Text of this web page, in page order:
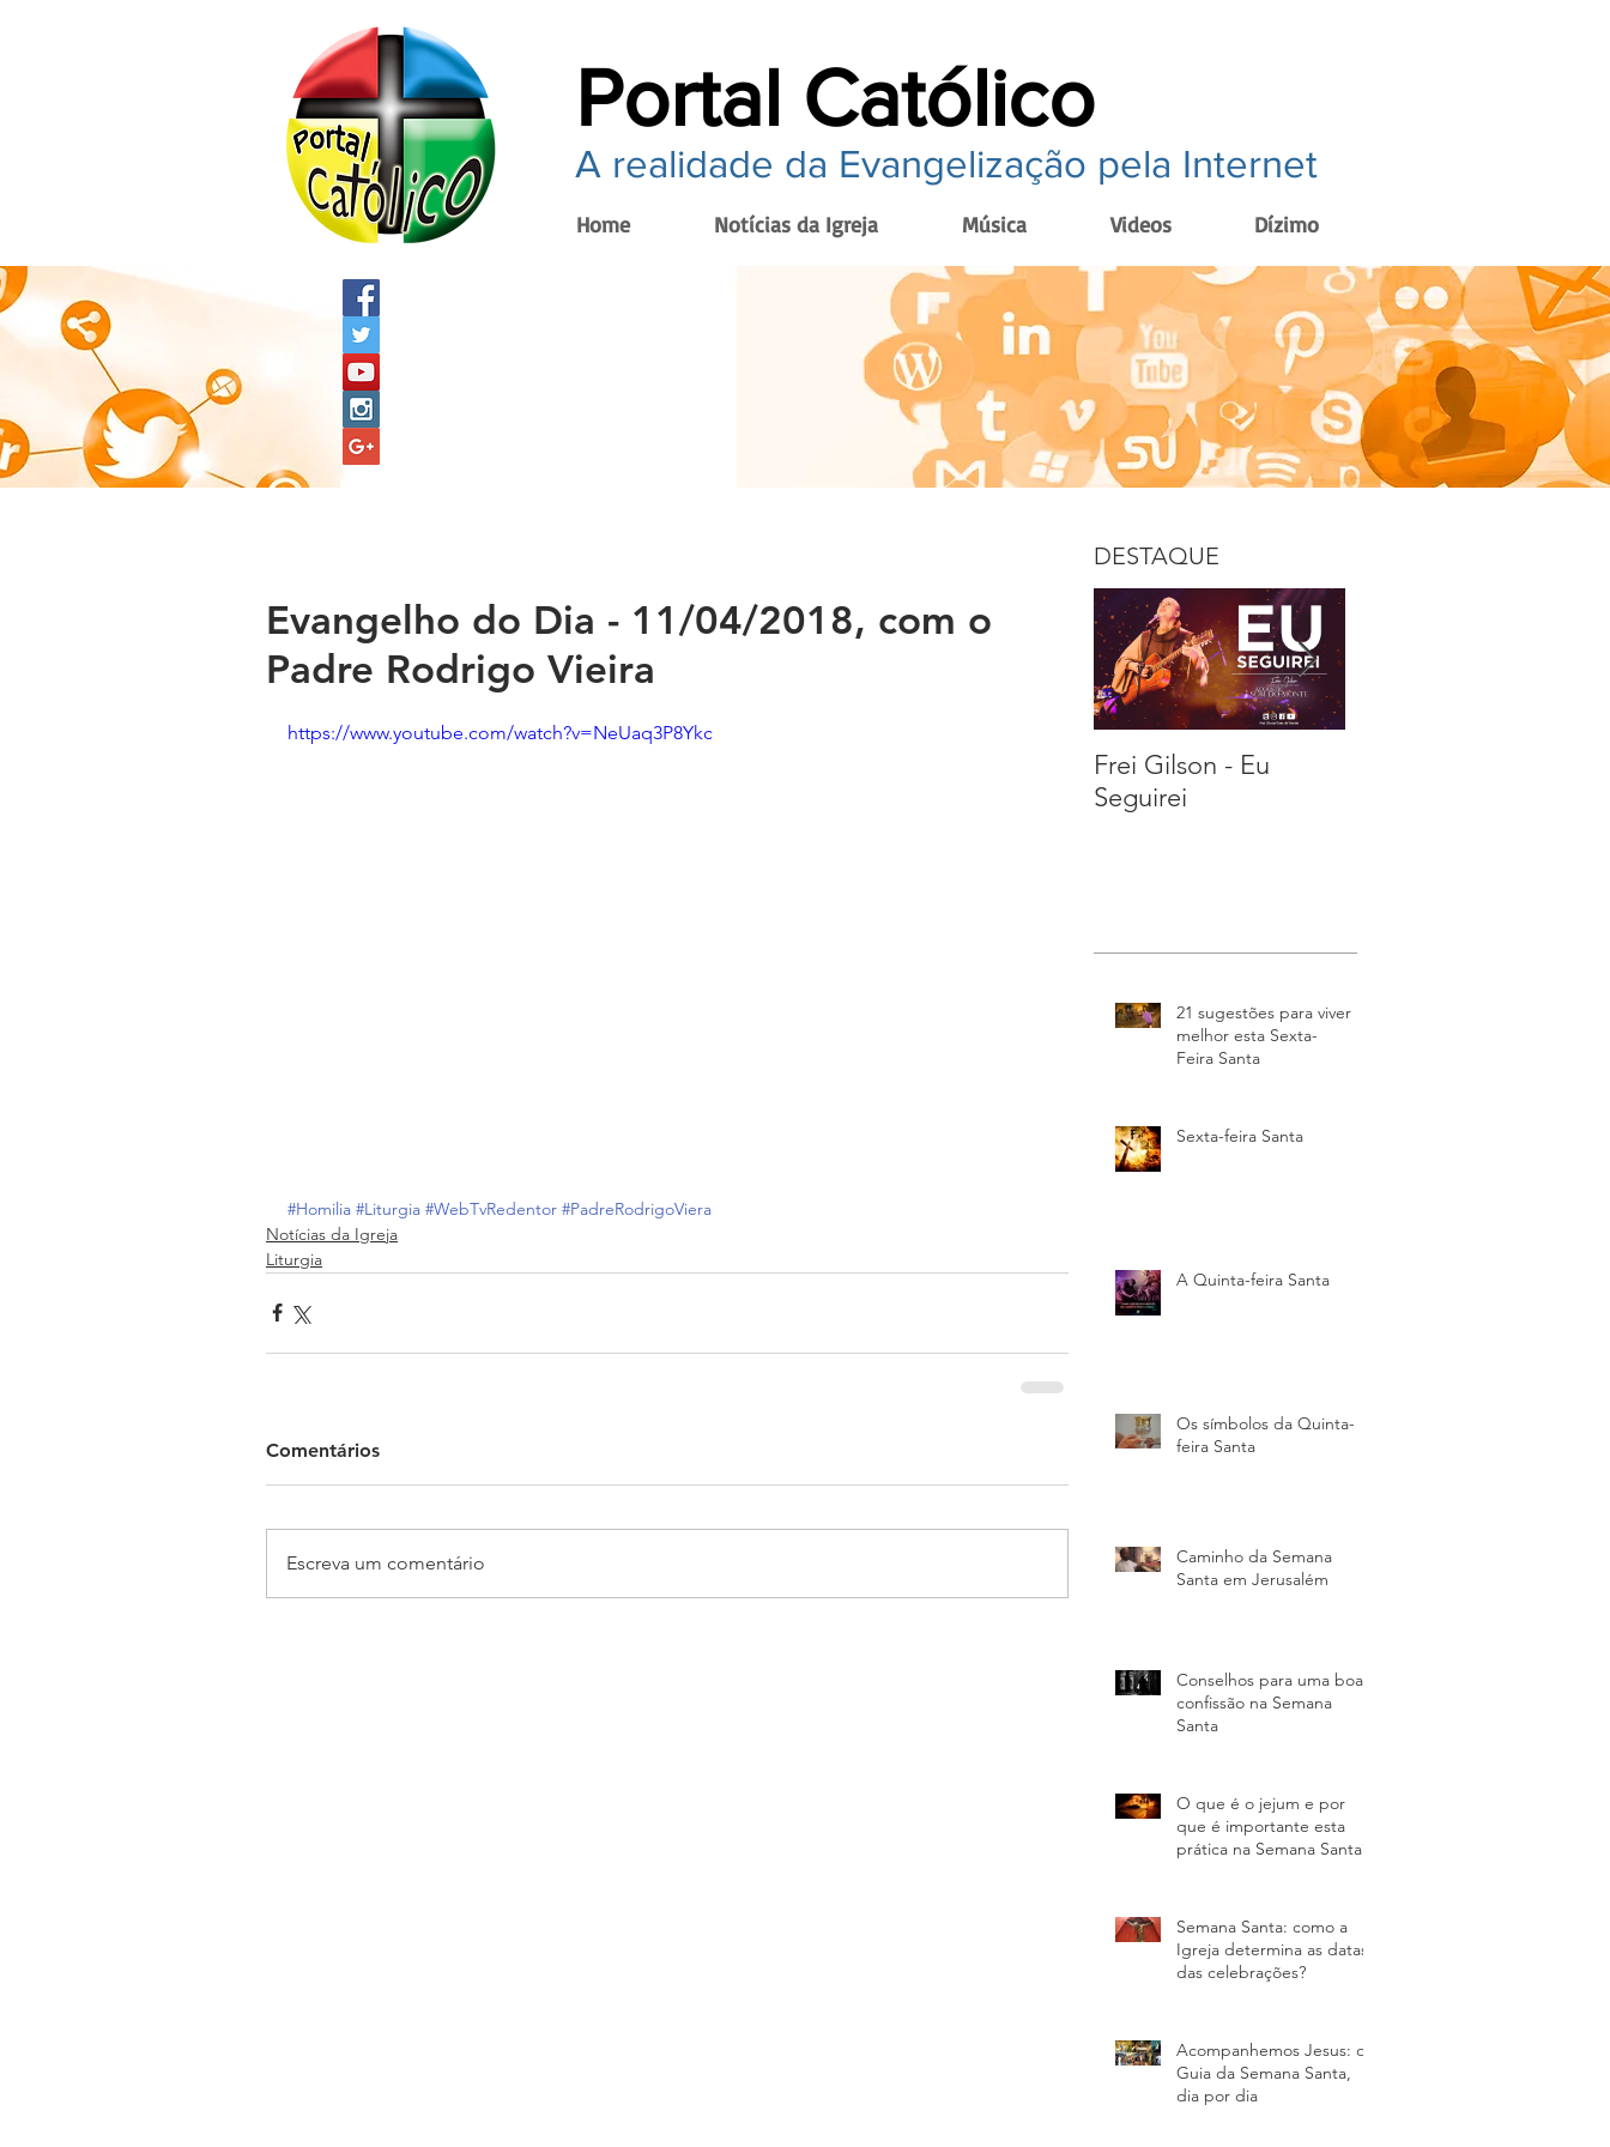
Portal Católico
A realidade da Evangelização pela Internet
Home Notícias da Igreja Música Videos Dízimo
Evangelho do Dia - 11/04/2018, com o
Padre Rodrigo Vieira
https://www.youtube.com/watch?v=NeUaq3P8Ykc
#Homilia #Liturgia #WebTvRedentor #PadreRodrigoViera
Notícias da Igreja
Liturgia
Comentários
Escreva um comentário
DESTAQUE
Frei Gilson - Eu
Seguirei
21 sugestões para viver
melhor esta Sexta-
Feira Santa
Sexta-feira Santa
A Quinta-feira Santa
Os símbolos da Quinta-
feira Santa
Caminho da Semana
Santa em Jerusalém
Conselhos para uma boa
confissão na Semana
Santa
O que é o jejum e por
que é importante esta
prática na Semana Santa?
Semana Santa: como a
Igreja determina as datas
das celebrações?
Acompanhemos Jesus: o
Guia da Semana Santa,
dia por dia